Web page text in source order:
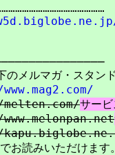
のメルマガ・スタン
melten.com/サー
お読みいただけます